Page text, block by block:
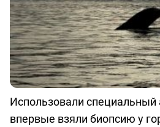
Использовали специальный
впервые взяли биопсию у